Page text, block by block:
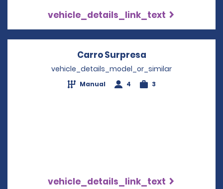
vehicle_details_link_text
Carro Surpresa
vehicle_details_model_or_similar
Manual 4 3
vehicle_details_link_text